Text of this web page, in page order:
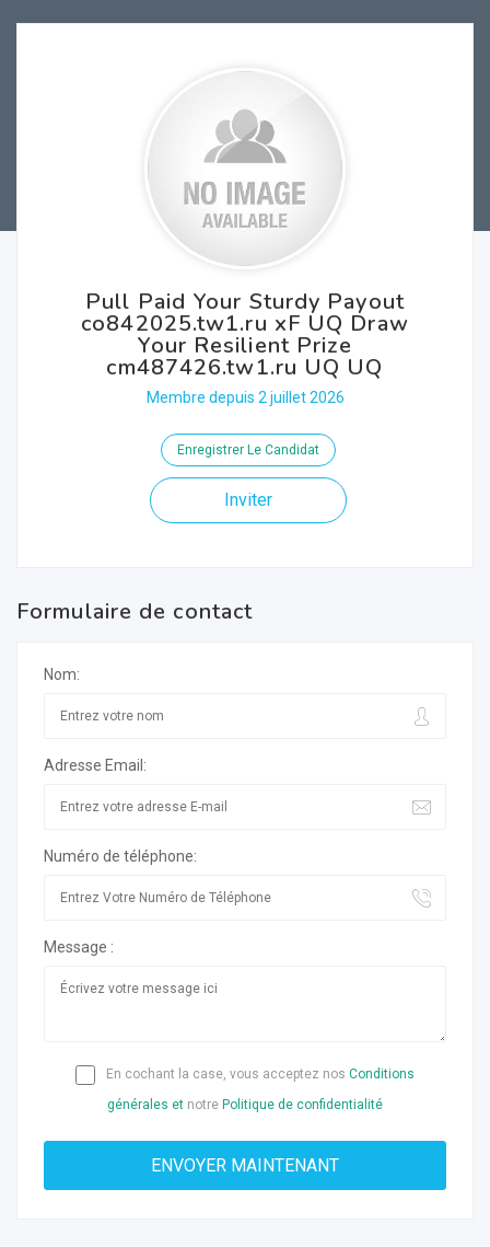
Pull Paid Your Sturdy Payout
co842025.tw1.ru xF UQ Draw
Your Resilient Prize
cm487426.tw1.ru UQ UQ
Membre depuis 2 juillet 2026
Enregistrer Le Candidat
Inviter
Formulaire de contact
Nom:
Adresse Email:
Numéro de téléphone:
Message :
En cochant la case, vous acceptez nos Conditions
générales et notre Politique de confidentialité